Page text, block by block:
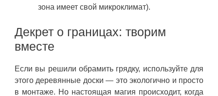
зона имеет свой микроклимат).
Декрет о границах: творим
вместе
Если вы решили обрамить грядку, используйте для
этого деревянные доски — это экологично и просто
в монтаже. Но настоящая магия происходит, когда